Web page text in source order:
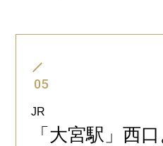
05
JR
「大宮駅」西